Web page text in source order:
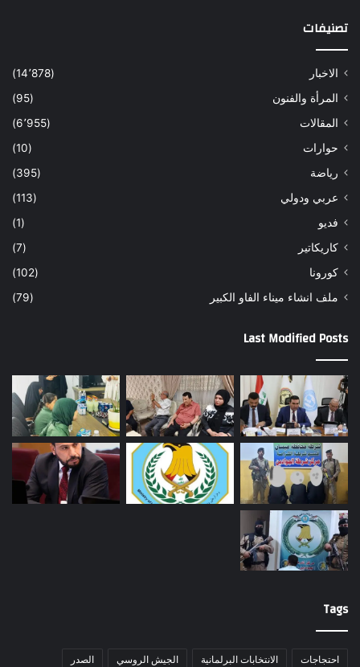
تصنيفات
الاخبار
(14٬878)
المرأة والفنون
(95)
المقالات
(6٬955)
حوارات
(10)
رياضة
(395)
عربي ودولي
(113)
فديو
(1)
كاريكاتير
(7)
كورونا
(102)
ملف انشاء ميناء الفاو الكبير
(79)
Last Modified Posts
Tags
احتجاجات الانتخابات البرلمانية الجيش الروسي الصدر